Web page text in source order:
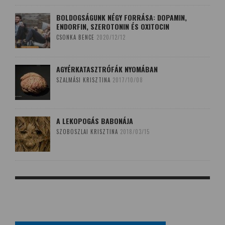
BOLDOGSÁGUNK NÉGY FORRÁSA: DOPAMIN,
ENDORFIN, SZEROTONIN ÉS OXITOCIN
CSONKA BENCE 2020/12/12
AGYÉRKATASZTRÓFÁK NYOMÁBAN
SZALMÁSI KRISZTINA 2017/10/08
A LEKOPOGÁS BABONÁJA
SZOBOSZLAI KRISZTINA 2018/03/15